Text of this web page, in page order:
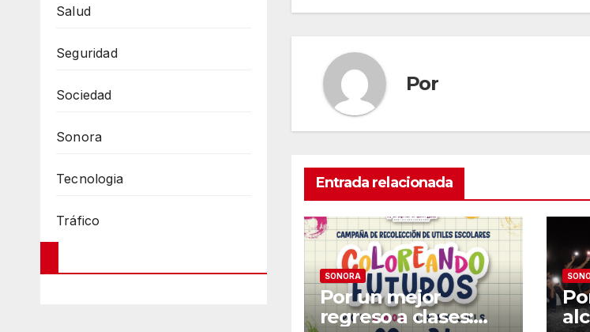
Salud
Seguridad
Sociedad
Sonora
Tecnologia
Tráfico
entradas
Por
Entrada relacionada
SONORA
Por un mejor
regreso a clases: